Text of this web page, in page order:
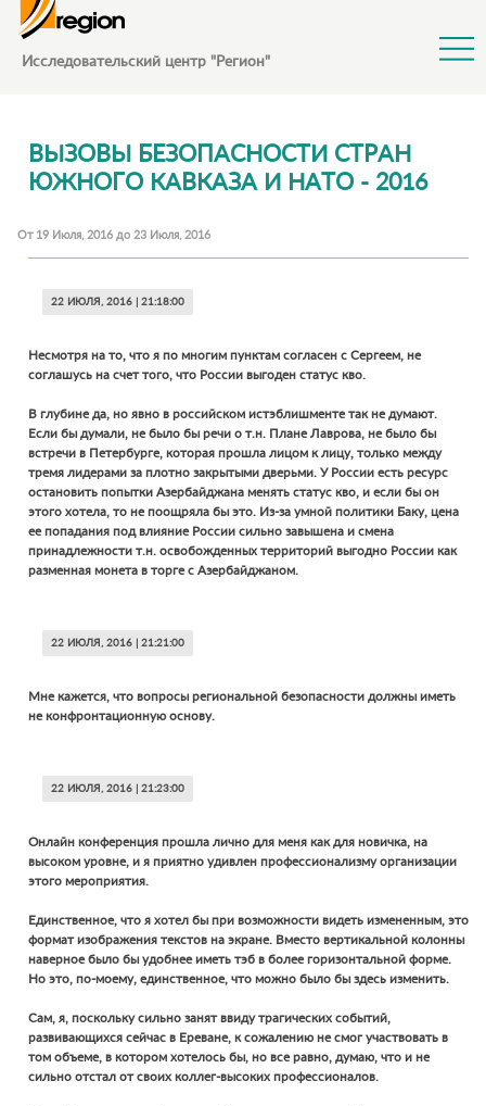
Исследовательский центр "Регион"
ВЫЗОВЫ БЕЗОПАСНОСТИ СТРАН
ЮЖНОГО КАВКАЗА И НАТО - 2016
От 19 Июля, 2016 до 23 Июля, 2016
22 ИЮЛЯ, 2016 | 21:18:00
Несмотря на то, что я по многим пунктам согласен с Сергеем, не
соглашусь на счет того, что России выгоден статус кво.
В глубине да, но явно в российском истэблишменте так не думают.
Если бы думали, не было бы речи о т.н. Плане Лаврова, не было бы
встречи в Петербурге, которая прошла лицом к лицу, только между
тремя лидерами за плотно закрытыми дверьми. У России есть ресурс
остановить попытки Азербайджана менять статус кво, и если бы он
этого хотела, то не поощряла бы это. Из-за умной политики Баку, цена
ее попадания под влияние России сильно завышена и смена
принадлежности т.н. освобожденных территорий выгодно России как
разменная монета в торге с Азербайджаном.
22 ИЮЛЯ, 2016 | 21:21:00
Мне кажется, что вопросы региональной безопасности должны иметь
не конфронтационную основу.
22 ИЮЛЯ, 2016 | 21:23:00
Онлайн конференция прошла лично для меня как для новичка, на
высоком уровне, и я приятно удивлен профессионализму организации
этого мероприятия.
Единственное, что я хотел бы при возможности видеть измененным, это
формат изображения текстов на экране. Вместо вертикальной колонны
наверное было бы удобнее иметь тэб в более горизонтальной форме.
Но это, по-моему, единственное, что можно было бы здесь изменить.
Сам, я, поскольку сильно занят ввиду трагических событий,
развивающихся сейчас в Ереване, к сожалению не смог участвовать в
том объеме, в котором хотелось бы, но все равно, думаю, что и не
сильно отстал от своих коллег-высоких профессионалов.